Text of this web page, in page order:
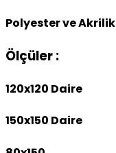
Polyester ve Akrilik
Ölçüler :
120x120 Daire
150x150 Daire